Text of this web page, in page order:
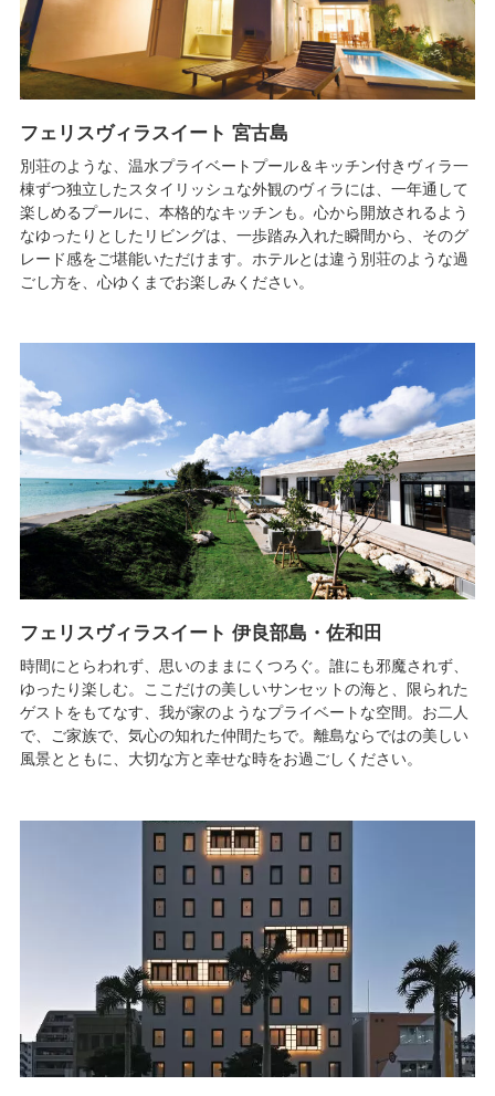
フェリスヴィラスイート 宮古島
別荘のような、温水プライベートプール＆キッチン付きヴィラ一
棟ずつ独立したスタイリッシュな外観のヴィラには、一年通して
楽しめるプールに、本格的なキッチンも。心から開放されるよう
なゆったりとしたリビングは、一歩踏み入れた瞬間から、そのグ
レード感をご堪能いただけます。ホテルとは違う別荘のような過
ごし方を、心ゆくまでお楽しみください。
フェリスヴィラスイート 伊良部島・佐和田
時間にとらわれず、思いのままにくつろぐ。誰にも邪魔されず、
ゆったり楽しむ。ここだけの美しいサンセットの海と、限られた
ゲストをもてなす、我が家のようなプライベートな空間。お二人
で、ご家族で、気心の知れた仲間たちで。離島ならではの美しい
風景とともに、大切な方と幸せな時をお過ごしください。